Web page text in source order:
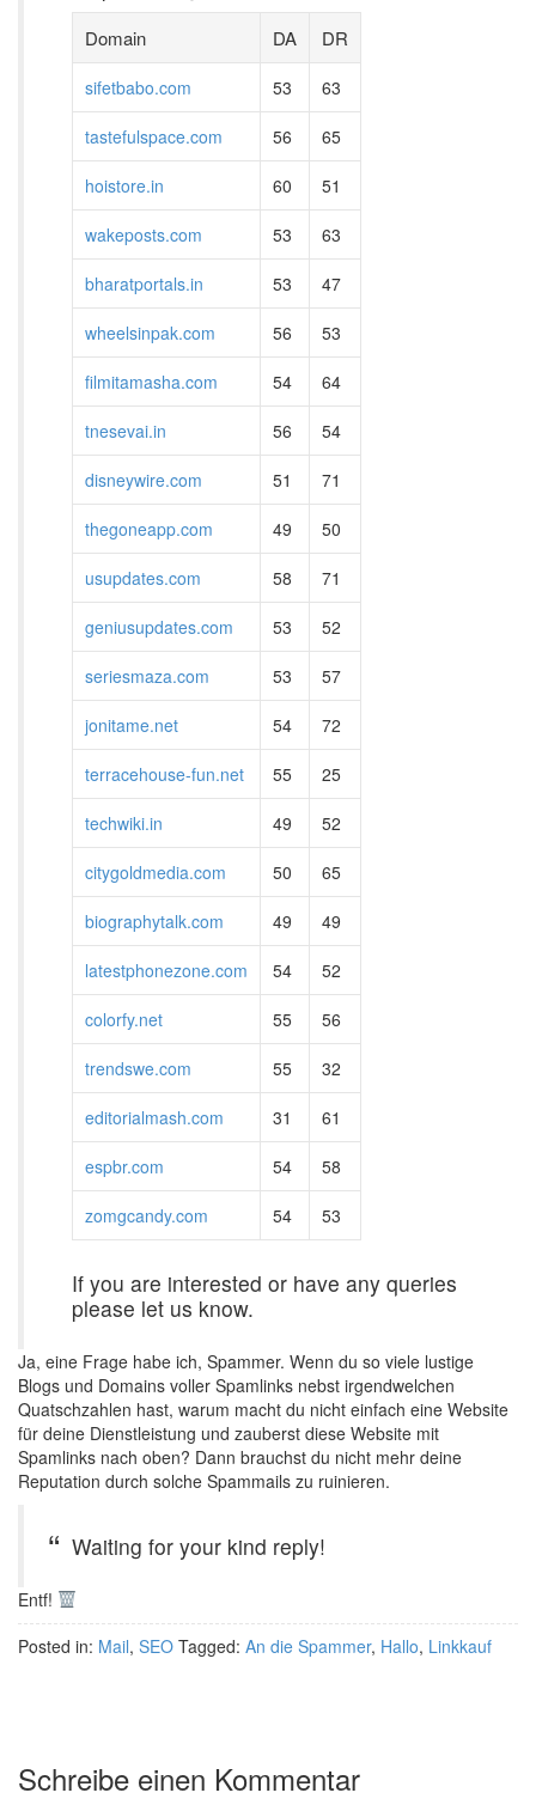
Domain DA DR
sifetbabo.com 53 63
tastefulspace.com 56 65
hoistore.in 60 51
wakeposts.com 53 63
bharatportals.in 53 47
wheelsinpak.com 56 53
filmitamasha.com 54 64
tnesevai.in 56 54
disneywire.com 51 71
thegoneapp.com 49 50
usupdates.com 58 71
geniusupdates.com 53 52
seriesmaza.com 53 57
jonitame.net 54 72
terracehouse-fun.net 55 25
techwiki.in 49 52
citygoldmedia.com 50 65
biographytalk.com 49 49
latestphonezone.com 54 52
colorfy.net 55 56
trendswe.com 55 32
editorialmash.com 31 61
espbr.com 54 58
zomgcandy.com 54 53
If you are interested or have any queries
please let us know.
Ja, eine Frage habe ich, Spammer. Wenn du so viele lustige
Blogs und Domains voller Spamlinks nebst irgendwelchen
Quatschzahlen hast, warum macht du nicht einfach eine Website
für deine Dienstleistung und zauberst diese Website mit
Spamlinks nach oben? Dann brauchst du nicht mehr deine
Reputation durch solche Spammails zu ruinieren.
Waiting for your kind reply!
Entf!
Posted in: Mail, SEO Tagged: An die Spammer, Hallo, Linkkauf
Schreibe einen Kommentar